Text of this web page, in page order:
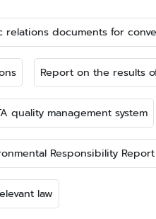
relations documents for
Report on the results
quality management system
Responsibility Report
law